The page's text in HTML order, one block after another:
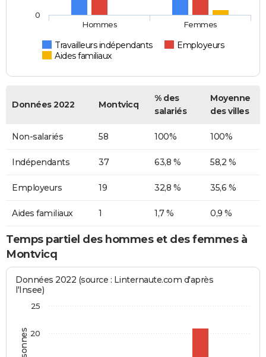
Travailleurs indépendants
Employeurs
Aides familiaux
Hommes Femmes
0
Données 2022 Montvicq
% des
salariés
Moyenne
des villes
Non-salariés 58 100% 100%
Indépendants 37 63,8 % 58,2 %
Employeurs 19 32,8 % 35,6 %
Aides familiaux 1 1,7 % 0,9 %
Temps partiel des hommes et des femmes à
Montvicq
Données 2022 (source : Linternaute.com d'après
l'Insee)
20
25